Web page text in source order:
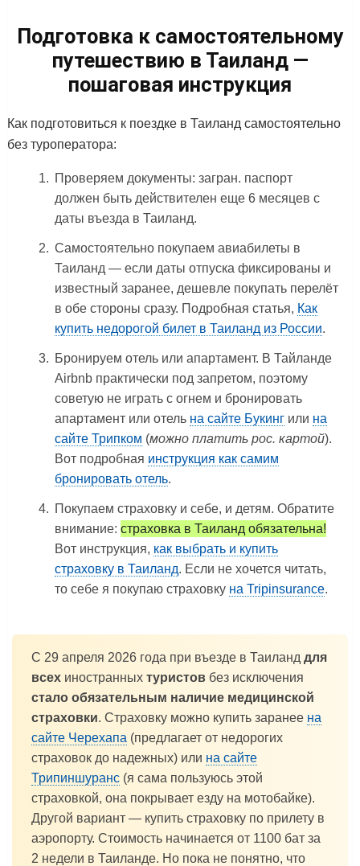
Подготовка к самостоятельному
путешествию в Таиланд —
пошаговая инструкция
Как подготовиться к поездке в Таиланд самостоятельно
без туроператора:
Проверяем документы: загран. паспорт
должен быть действителен еще 6 месяцев с
даты въезда в Таиланд.
Самостоятельно покупаем авиабилеты в
Таиланд — если даты отпуска фиксированы и
известный заранее, дешевле покупать перелёт
в обе стороны сразу. Подробная статья, Как
купить недорогой билет в Таиланд из России.
Бронируем отель или апартамент. В Тайланде
Airbnb практически под запретом, поэтому
советую не играть с огнем и бронировать
апартамент или отель на сайте Букингили на
сайте Трипком (можно платить рос. картой).
Вот подробная инструкция как самим
бронировать отель.
Покупаем страховку и себе, и детям. Обратите
внимание: страховка в Таиланд обязательна!
Вот инструкция, как выбрать и купить
страховку в Таиланд. Если не хочется читать,
то себе я покупаю страховку на Tripinsuranсe.
С 29 апреля 2026 года при въезде в Таиланддля
всех иностранныхтуристов без исключения
стало обязательным наличие медицинской
страховки. Страховку можно купить заранее на
сайте Черехапа (предлагает от недорогих
страховок до надежных) или на сайте
Трипиншуранс (я сама пользуюсь этой
страховкой, она покрывает езду на мотобайке).
Другой вариант — купить страховку по прилету в
аэропорту. Стоимость начинается от 1100 бат за
2 недели в Таиланде. Но пока не понятно, что